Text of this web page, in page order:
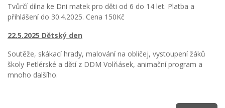
Tvůrčí dílna ke Dni matek pro děti od 6 do 14 let. Platba a
přihlášení do 30.4.2025. Cena 150Kč
22.5.2025 Dětský den
Soutěže, skákací hrady, malování na obličej, vystoupení žáků
školy Petlérské a dětí z DDM Volňásek, animační program a
mnoho dalšího.